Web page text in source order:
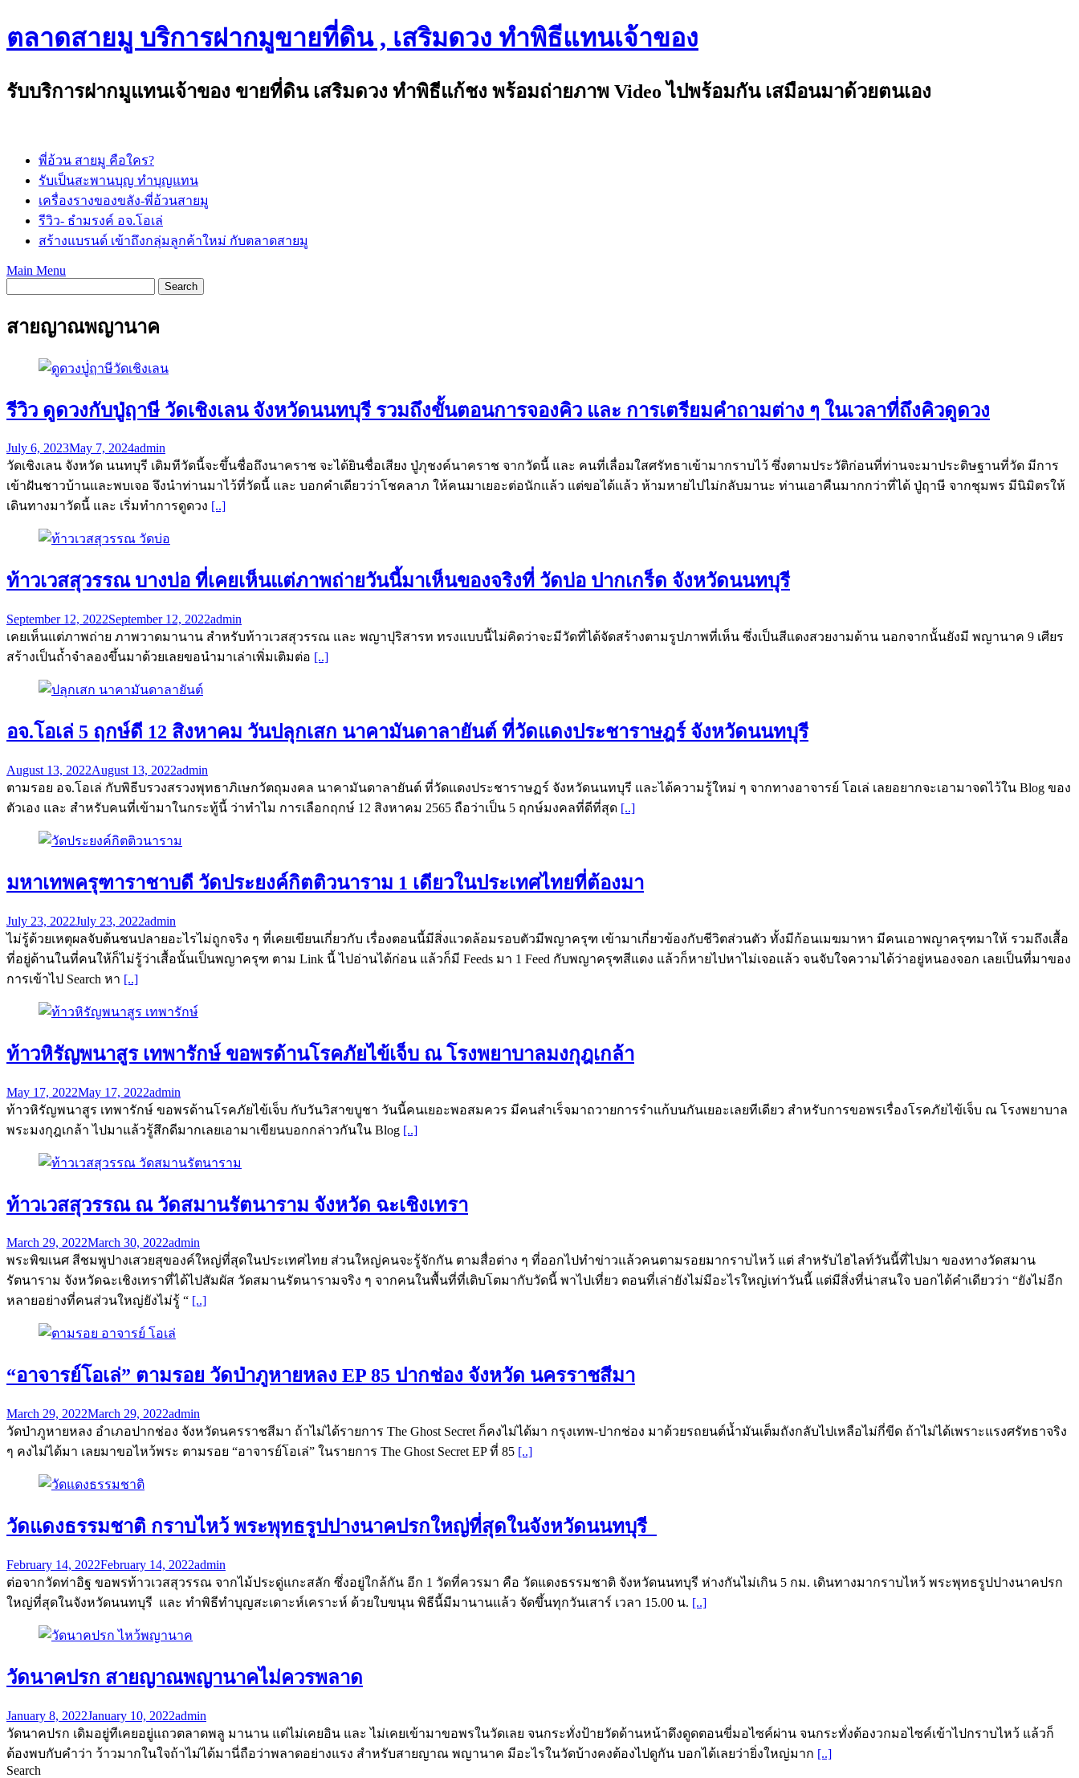
to
content
ตลาดสายมู บริการฝากมูขายที่ดิน , เสริมดวง ทำพิธีแทนเจ้าของ
รับบริการฝากมูแทนเจ้าของ ขายที่ดิน เสริมดวง ทำพิธีแก้ชง พร้อมถ่ายภาพ Video ไปพร้อมกัน เสมือนมาด้วยตนเอง
พี่อ้วน สายมู คือใคร?
รับเป็นสะพานบุญ ทำบุญแทน
เครื่องรางของขลัง-พี่อ้วนสายมู
รีวิว- ธำมรงค์ อจ.โอเล่
สร้างแบรนด์ เข้าถึงกลุ่มลูกค้าใหม่ กับตลาดสายมู
Main Menu
สายญาณพญานาค
รีวิว ดูดวงกับปู่ฤาษี วัดเชิงเลน จังหวัดนนทบุรี รวมถึงขั้นตอนการจองคิว และ การเตรียมคำถามต่าง ๆ ในเวลาที่ถึงคิวดูดวง
July 6, 2023May 7, 2024admin
วัดเชิงเลน จังหวัด นนทบุรี เดิมทีวัดนี้จะขึ้นชื่อถึงนาคราช จะได้ยินชื่อเสียง ปู่ภุชงค์นาคราช จากวัดนี้ และ คนที่เลื่อมใสศรัทธาเข้ามากราบไว้ ซึ่งตามประวัติก่อนที่ท่านจะมาประดิษฐานที่วัด มีการ
เข้าฝันชาวบ้านและพบเจอ จึงนำท่านมาไว้ที่วัดนี้ และ บอกคำเดียวว่าโชคลาภ ให้คนมาเยอะต่อนักแล้ว แต่ขอได้แล้ว ห้ามหายไปไม่กลับมานะ ท่านเอาคืนมากกว่าที่ได้ ปู่ฤาษี จากชุมพร มีนิมิตรให้
เดินทางมาวัดนี้ และ เริ่มทำการดูดวง [..]
ท้าวเวสสุวรรณ บางบ่อ ที่เคยเห็นแต่ภาพถ่ายวันนี้มาเห็นของจริงที่ วัดบ่อ ปากเกร็ด จังหวัดนนทบุรี
September 12, 2022September 12, 2022admin
เคยเห็นแต่ภาพถ่าย ภาพวาดมานาน สำหรับท้าวเวสสุวรรณ และ พญาปุริสารท ทรงแบบนี้ไม่คิดว่าจะมีวัดที่ได้จัดสร้างตามรูปภาพที่เห็น ซึ่งเป็นสีแดงสวยงามด้าน นอกจากนั้นยังมี พญานาค 9 เศียร
สร้างเป็นถ้ำจำลองขึ้นมาด้วยเลยขอนำมาเล่าเพิ่มเติมต่อ [..]
อจ.โอเล่ 5 ฤกษ์ดี 12 สิงหาคม วันปลุกเสก นาคามันดาลายันต์ ที่วัดแดงประชาราษฎร์ จังหวัดนนทบุรี
August 13, 2022August 13, 2022admin
ตามรอย อจ.โอเล่ กับพิธีบรวงสรวงพุทธาภิเษกวัตถุมงคล นาคามันดาลายันต์ ที่วัดแดงประชาราษฏร์ จังหวัดนนทบุรี และได้ความรู้ใหม่ ๆ จากทางอาจารย์ โอเล่ เลยอยากจะเอามาจดไว้ใน Blog ของ
ตัวเอง และ สำหรับคนที่เข้ามาในกระทู้นี้ ว่าทำไม การเลือกฤกษ์ 12 สิงหาคม 2565 ถือว่าเป็น 5 ฤกษ์มงคลที่ดีที่สุด [..]
มหาเทพครุฑาราชาบดี วัดประยงค์กิตติวนาราม 1 เดียวในประเทศไทยที่ต้องมา
July 23, 2022July 23, 2022admin
ไม่รู้ด้วยเหตุผลจับต้นชนปลายอะไรไม่ถูกจริง ๆ ที่เคยเขียนเกี่ยวกับ เรื่องตอนนี้มีสิ่งแวดล้อมรอบตัวมีพญาครุฑ เข้ามาเกี่ยวข้องกับชีวิตส่วนตัว ทั้งมีก้อนเมฆมาหา มีคนเอาพญาครุฑมาให้ รวมถึงเสื้อ
ที่อยู่ด้านในที่คนให้ก็ไม่รู้ว่าเสื้อนั้นเป็นพญาครุฑ ตาม Link นี้ ไปอ่านได้ก่อน แล้วก็มี Feeds มา 1 Feed กับพญาครุฑสีแดง แล้วก็หายไปหาไม่เจอแล้ว จนจับใจความได้ว่าอยู่หนองจอก เลยเป็นที่มาของ
การเข้าไป Search หา [..]
ท้าวหิรัญพนาสูร เทพารักษ์ ขอพรด้านโรคภัยไข้เจ็บ ณ โรงพยาบาลมงกุฎเกล้า
May 17, 2022May 17, 2022admin
ท้าวหิรัญพนาสูร เทพารักษ์ ขอพรด้านโรคภัยไข้เจ็บ กับวันวิสาขบูชา วันนี้คนเยอะพอสมควร มีคนสำเร็จมาถวายการรำแก้บนกันเยอะเลยทีเดียว สำหรับการขอพรเรื่องโรคภัยไข้เจ็บ ณ โรงพยาบาล
พระมงกุฎเกล้า ไปมาแล้วรู้สึกดีมากเลยเอามาเขียนบอกกล่าวกันใน Blog [..]
ท้าวเวสสุวรรณ ณ วัดสมานรัตนาราม จังหวัด ฉะเชิงเทรา
March 29, 2022March 30, 2022admin
พระพิฆเนศ สีชมพูปางเสวยสุของค์ใหญ่ที่สุดในประเทศไทย ส่วนใหญ่คนจะรู้จักกัน ตามสื่อต่าง ๆ ที่ออกไปทำข่าวแล้วคนตามรอยมากราบไหว้ แต่ สำหรับไฮไลท์วันนี้ที่ไปมา ของทางวัดสมาน
รัตนาราม จังหวัดฉะเชิงเทราที่ได้ไปสัมผัส วัดสมานรัตนารามจริง ๆ จากคนในพื้นที่ที่เติบโตมากับวัดนี้ พาไปเที่ยว ตอนที่เล่ายังไม่มีอะไรใหญ่เท่าวันนี้ แต่มีสิ่งที่น่าสนใจ บอกได้คำเดียวว่า “ยังไม่อีก
หลายอย่างที่คนส่วนใหญ่ยังไม่รู้ “ [..]
“อาจารย์โอเล่” ตามรอย วัดป่าภูหายหลง EP 85 ปากช่อง จังหวัด นครราชสีมา
March 29, 2022March 29, 2022admin
วัดป่าภูหายหลง อำเภอปากช่อง จังหวัดนครราชสีมา ถ้าไม่ได้รายการ The Ghost Secret ก็คงไม่ได้มา กรุงเทพ-ปากช่อง มาด้วยรถยนต์น้ำมันเต็มถังกลับไปเหลือไม่กี่ขีด ถ้าไม่ได้เพราะแรงศรัทธาจริง
ๆ คงไม่ได้มา เลยมาขอไหว้พระ ตามรอย “อาจารย์โอเล่” ในรายการ The Ghost Secret EP ที่ 85 [..]
วัดแดงธรรมชาติ กราบไหว้ พระพุทธรูปปางนาคปรกใหญ่ที่สุดในจังหวัดนนทบุรี
February 14, 2022February 14, 2022admin
ต่อจากวัดท่าอิฐ ขอพรท้าวเวสสุวรรณ จากไม้ประดู่แกะสลัก ซึ่งอยู่ใกล้กัน อีก 1 วัดที่ควรมา คือ วัดแดงธรรมชาติ จังหวัดนนทบุรี ห่างกันไม่เกิน 5 กม. เดินทางมากราบไหว้ พระพุทธรูปปางนาคปรก
ใหญ่ที่สุดในจังหวัดนนทบุรี และ ทำพิธีทำบุญสะเดาะห์เคราะห์ ด้วยใบขนุน พิธีนี้มีมานานแล้ว จัดขึ้นทุกวันเสาร์ เวลา 15.00 น. [..]
วัดนาคปรก สายญาณพญานาคไม่ควรพลาด
January 8, 2022January 10, 2022admin
วัดนาคปรก เดิมอยู่ทีเคยอยู่แถวตลาดพลู มานาน แต่ไม่เคยอิน และ ไม่เคยเข้ามาขอพรในวัดเลย จนกระทั่งป้ายวัดด้านหน้าดึงดูดตอนขี่มอไซค์ผ่าน จนกระทั่งต้องวกมอไซค์เข้าไปกราบไหว้ แล้วก็
ต้องพบกับคำว่า ว้าวมากในใจถ้าไม่ได้มานี่ถือว่าพลาดอย่างแรง สำหรับสายญาณ พญานาค มีอะไรในวัดบ้างคงต้องไปดูกัน บอกได้เลยว่ายิ่งใหญ่มาก [..]
Search